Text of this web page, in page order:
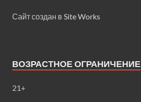
Сайт создан в Site Works
ВОЗРАСТНОЕ ОГРАНИЧЕНИЕ
21+